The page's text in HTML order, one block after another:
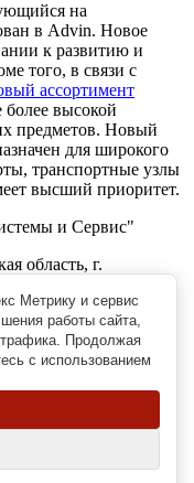
на
в Advin. Новое
к развитию и
того, в связи с
ассортимент
высокой
предметов. Новый
для широкого
транспортные узлы
высший приоритет.
и Сервис"
область, г.
рассылки
Метрику и сервис
работы сайта,
трафика. Продолжая
с использованием